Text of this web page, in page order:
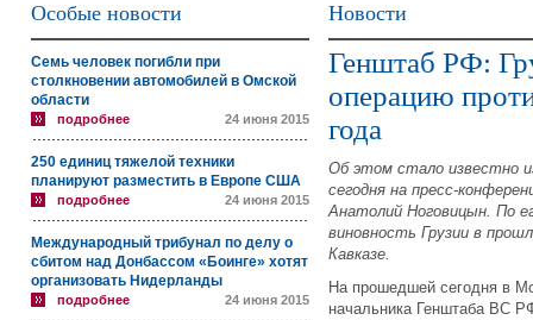
Особые новости
Семь человек погибли при
столкновении автомобилей в Омской
области
подробнее 24 июня 2015
250 единиц тяжелой техники
планируют разместить в Европе США
подробнее 24 июня 2015
Международный трибунал по делу о
сбитом над Донбассом «Боинге» хотят
организовать Нидерланды
подробнее 24 июня 2015
Новости
Генштаб РФ:
операцию
года
Об этом стало известно
сегодня на пресс-
Анатолий Ноговицын. По
виновность Грузии в
Кавказе.
На прошедшей сегодня в
начальника Генштаба ВС